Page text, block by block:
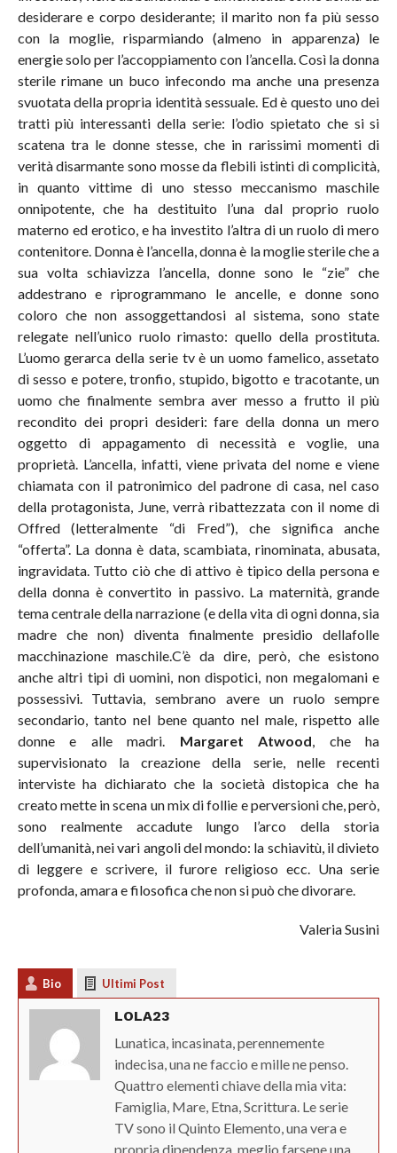
desiderare e corpo desiderante; il marito non fa più sesso
con la moglie, risparmiando (almeno in apparenza) le
energie solo per l’accoppiamento con l’ancella. Così la donna
sterile rimane un buco infecondo ma anche una presenza
svuotata della propria identità sessuale. Ed è questo uno dei
tratti più interessanti della serie: l’odio spietato che si si
scatena tra le donne stesse, che in rarissimi momenti di
verità disarmante sono mosse da flebili istinti di complicità,
in quanto vittime di uno stesso meccanismo maschile
onnipotente, che ha destituito l’una dal proprio ruolo
materno ed erotico, e ha investito l’altra di un ruolo di mero
contenitore. Donna è l’ancella, donna è la moglie sterile che a
sua volta schiavizza l’ancella, donne sono le “zie” che
addestrano e riprogrammano le ancelle, e donne sono
coloro che non assoggettandosi al sistema, sono state
relegate nell’unico ruolo rimasto: quello della prostituta.
L’uomo gerarca della serie tv è un uomo famelico, assetato
di sesso e potere, tronfio, stupido, bigotto e tracotante, un
uomo che finalmente sembra aver messo a frutto il più
recondito dei propri desideri: fare della donna un mero
oggetto di appagamento di necessità e voglie, una
proprietà. L’ancella, infatti, viene privata del nome e viene
chiamata con il patronimico del padrone di casa, nel caso
della protagonista, June, verrà ribattezzata con il nome di
Offred (letteralmente “di Fred”), che significa anche
“offerta”. La donna è data, scambiata, rinominata, abusata,
ingravidata. Tutto ciò che di attivo è tipico della persona e
della donna è convertito in passivo. La maternità, grande
tema centrale della narrazione (e della vita di ogni donna, sia
madre che non) diventa finalmente presidio dellafolle
macchinazione maschile.C’è da dire, però, che esistono
anche altri tipi di uomini, non dispotici, non megalomani e
possessivi. Tuttavia, sembrano avere un ruolo sempre
secondario, tanto nel bene quanto nel male, rispetto alle
donne e alle madri. Margaret Atwood , che ha
supervisionato la creazione della serie, nelle recenti
interviste ha dichiarato che la società distopica che ha
creato mette in scena un mix di follie e perversioni che, però,
sono realmente accadute lungo l’arco della storia
dell’umanità, nei vari angoli del mondo: la schiavitù, il divieto
di leggere e scrivere, il furore religioso ecc. Una serie
profonda, amara e filosofica che non si può che divorare.
Valeria Susini
Bio Ultimi Post
LOLA23
Lunatica, incasinata, perennemente
indecisa, una ne faccio e mille ne penso.
Quattro elementi chiave della mia vita:
Famiglia, Mare, Etna, Scrittura. Le serie
TV sono il Quinto Elemento, una vera e
propria dipendenza, meglio farsene una